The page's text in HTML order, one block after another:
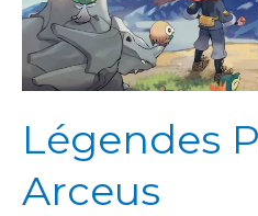
Légendes
Arceus